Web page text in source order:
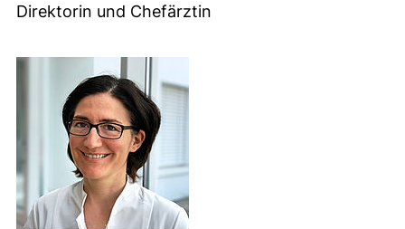
Direktorin und Chefärztin